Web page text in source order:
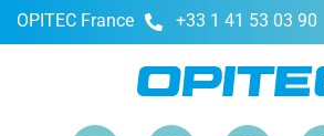
principal
OPITEC France +33 1 41 53 03 90